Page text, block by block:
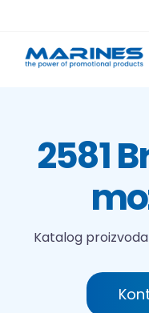
content
Tehnologije tiska
2581
Katalog proizvoda